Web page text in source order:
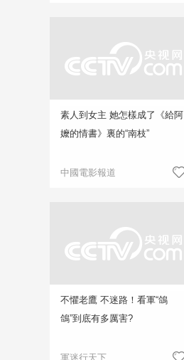
素人到女主 她怎樣成了《給阿
嬤的情書》裏的“南枝”
中國電影報道
不懼老鷹 不迷路！看軍“鴿
鴿”到底有多厲害?
軍迷行天下